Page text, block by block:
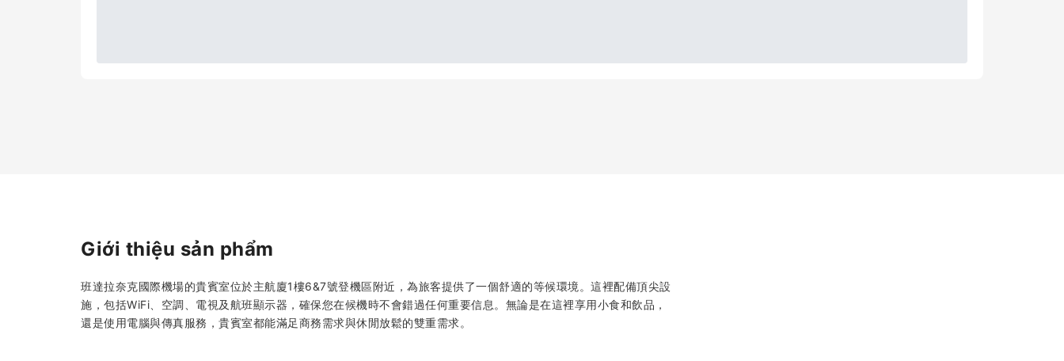
Giới thiệu sản phẩm
班達拉奈克國際機場的貴賓室位於主航廈1樓6&7號登機區附近，為旅客提供了一個舒適的等候環境。這裡配備頂尖設
施，包括WiFi、空調、電視及航班顯示器，確保您在候機時不會錯過任何重要信息。無論是在這裡享用小食和飲品，
還是使用電腦與傳真服務，貴賓室都能滿足商務需求與休閒放鬆的雙重需求。